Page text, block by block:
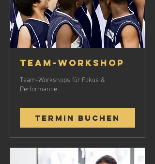
Team-Workshop
Team-Workshops für Fokus &
Performance
Termin buchen